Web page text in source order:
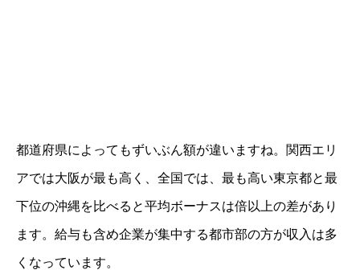
都道府県によってもずいぶん額が違いますね。関西エリ
アでは大阪が最も高く、全国では、最も高い東京都と最
下位の沖縄を比べると平均ボーナスは倍以上の差があり
ます。給与も含め企業が集中する都市部の方が収入は多
くなっています。